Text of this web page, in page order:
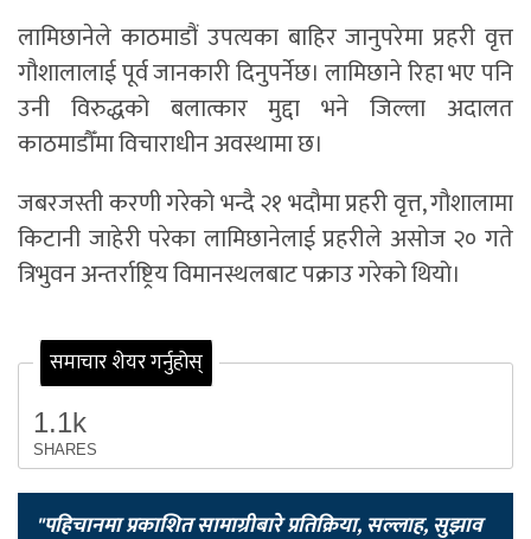
लामिछानेले काठमाडौं उपत्यका बाहिर जानुपरेमा प्रहरी वृत्त
गौशालालाई पूर्व जानकारी दिनुपर्नेछ। लामिछाने रिहा भए पनि
उनी विरुद्धको बलात्कार मुद्दा भने जिल्ला अदालत
काठमाडौँमा विचाराधीन अवस्थामा छ।
जबरजस्ती करणी गरेको भन्दै २१ भदौमा प्रहरी वृत्त, गौशालामा
किटानी जाहेरी परेका लामिछानेलाई प्रहरीले असोज २० गते
त्रिभुवन अन्तर्राष्ट्रिय विमानस्थलबाट पक्राउ गरेको थियो।
समाचार शेयर गर्नुहोस्
1.1k
SHARES
"पहिचानमा प्रकाशित सामाग्रीबारे प्रतिक्रिया, सल्लाह, सुझाव